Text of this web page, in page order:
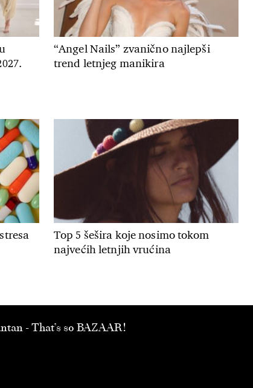
“Angel Nails” zvanično najlepši
trend letnjeg manikira
Top 5 šešira koje nosimo tokom
najvećih letnjih vrućina
- That’s so BAZAAR!